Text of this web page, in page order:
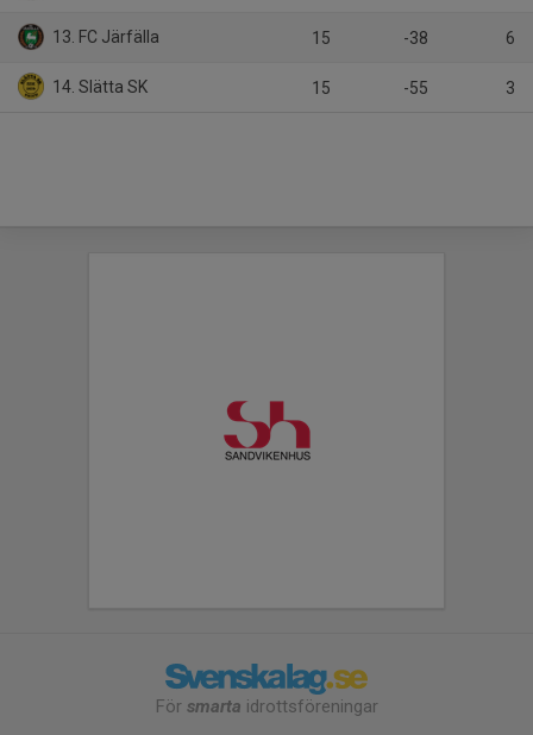
13. FC Järfälla 15 -38 6
14. Slätta SK 15 -55 3
För smarta idrottsföreningar